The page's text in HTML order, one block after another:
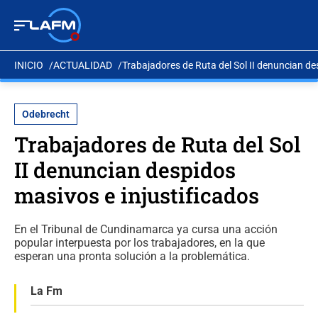
INICIO ACTUALIDAD Trabajadores de Ruta del Sol II denuncian
Odebrecht
Trabajadores de Ruta del Sol
II denuncian despidos
masivos e injustificados
En el Tribunal de Cundinamarca ya cursa una acción
popular interpuesta por los trabajadores, en la que
esperan una pronta solución a la problemática.
La Fm